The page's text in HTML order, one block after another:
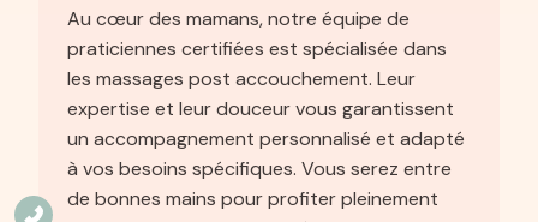
Au cœur des mamans, notre équipe de
praticiennes certifiées est spécialisée dans
les massages post accouchement. Leur
expertise et leur douceur vous garantissent
un accompagnement personnalisé et adapté
à vos besoins spécifiques. Vous serez entre
de bonnes mains pour profiter pleinement